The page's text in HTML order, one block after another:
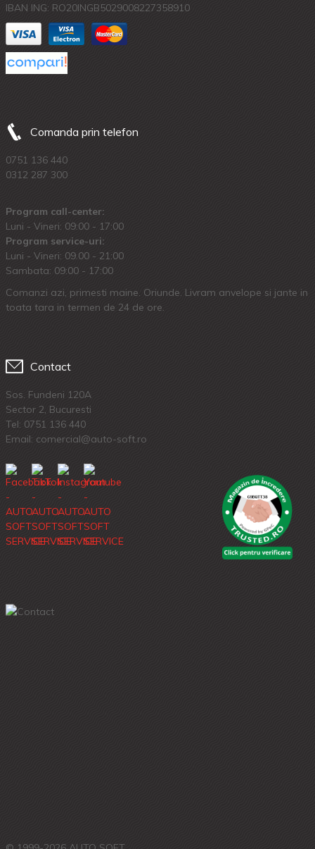
IBAN ING: RO20INGB5029008227358910
Comanda prin telefon
0751 136 440
0312 287 300
Program call-center:
Luni - Vineri: 09:00 - 17:00
Program service-uri:
Luni - Vineri: 09.00 - 21:00
Sambata: 09:00 - 17:00
Comanzi azi, primesti maine. Oriunde. Livram anvelope si jante in
toata tara in termen de 24 de ore.
Contact
Sos. Fundeni 120A
Sector 2, Bucuresti
Tel: 0751 136 440
Email: comercial@auto-soft.ro